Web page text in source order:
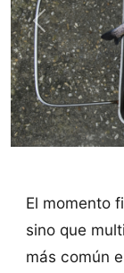
Previous
El momento
sino que
más común